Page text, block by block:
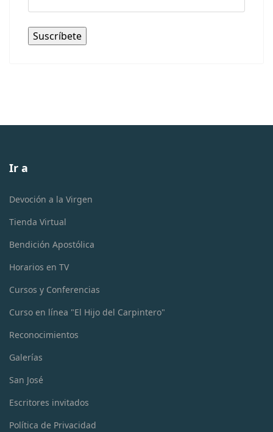
Ir a
Devoción a la Virgen
Tienda Virtual
Bendición Apostólica
Horarios en TV
Cursos y Conferencias
Curso en línea "El Hijo del Carpintero"
Reconocimientos
Galerías
San José
Escritores invitados
Política de Privacidad